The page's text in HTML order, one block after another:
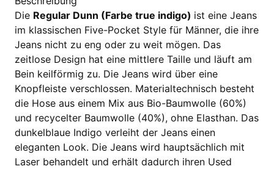
Die Regular Dunn (Farbe true indigo) ist eine Jeans
im klassischen Five-Pocket Style für Männer, die ihre
Jeans nicht zu eng oder zu weit mögen. Das
zeitlose Design hat eine mittlere Taille und läuft am
Bein keilförmig zu. Die Jeans wird über eine
Knopfleiste verschlossen. Materialtechnisch besteht
die Hose aus einem Mix aus Bio-Baumwolle (60%)
und recycelter Baumwolle (40%), ohne Elasthan. Das
dunkelblaue Indigo verleiht der Jeans einen
eleganten Look. Die Jeans wird hauptsächlich mit
Laser behandelt und erhält dadurch ihren Used